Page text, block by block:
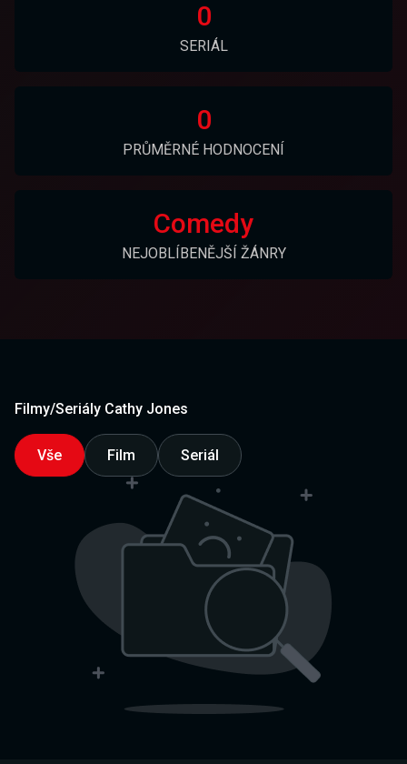
0
SERIÁL
0
PRŮMĚRNÉ HODNOCENÍ
Comedy
NEJOBLÍBENĚJŠÍ ŽÁNRY
Filmy/Seriály Cathy Jones
Vše Film Seriál